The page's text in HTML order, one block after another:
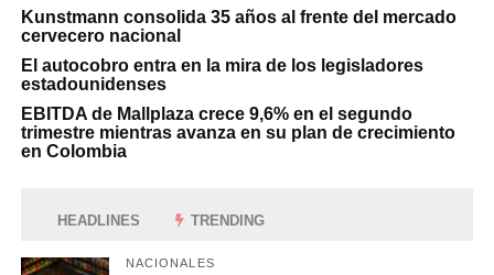
Kunstmann consolida 35 años al frente del mercado
cervecero nacional
El autocobro entra en la mira de los legisladores
estadounidenses
EBITDA de Mallplaza crece 9,6% en el segundo
trimestre mientras avanza en su plan de crecimiento
en Colombia
HEADLINES TRENDING
NACIONALES